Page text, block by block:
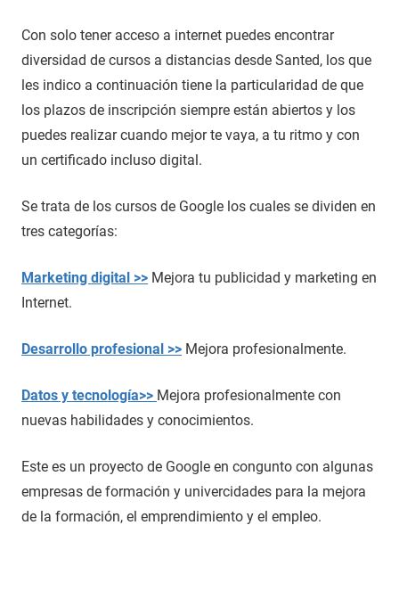
Con solo tener acceso a internet puedes encontrar
diversidad de cursos a distancias desde Santed, los que
les indico a continuación tiene la particularidad de que
los plazos de inscripción siempre están abiertos y los
puedes realizar cuando mejor te vaya, a tu ritmo y con
un certificado incluso digital.
Se trata de los cursos de Google los cuales se dividen en
tres categorías:
Marketing digital >> Mejora tu publicidad y marketing en
Internet.
Desarrollo profesional >> Mejora profesionalmente.
Datos y tecnología>> Mejora profesionalmente con
nuevas habilidades y conocimientos.
Este es un proyecto de Google en congunto con algunas
empresas de formación y univercidades para la mejora
de la formación, el emprendimiento y el empleo.